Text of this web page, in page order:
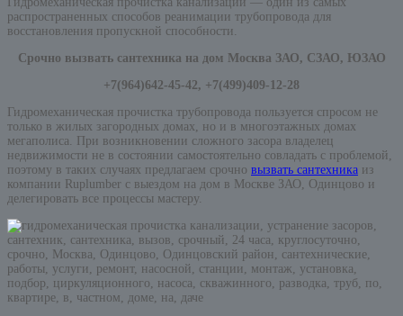
распространенных способов реанимации трубопровода для
восстановления пропускной способности.
Срочно вызвать сантехника на дом Москва ЗАО, СЗАО, ЮЗАО
+7(964)642-45-42, +7(499)409-12-28
Гидромеханическая прочистка трубопровода пользуется спросом не
только в жилых загородных домах, но и в многоэтажных домах
мегаполиса. При возникновении сложного засора владелец
недвижимости не в состоянии самостоятельно совладать с проблемой,
поэтому в таких случаях предлагаем срочно вызвать сантехника из
компании Ruplumber с выездом на дом в Москве ЗАО, Одинцово и
делегировать все процессы мастеру.